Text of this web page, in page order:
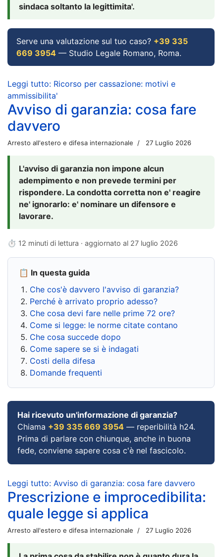
sindaca soltanto la legittimita'.
Serve una valutazione sul tuo caso? +39 335
669 3954 — Studio Legale Romano, Roma.
Leggi tutto: Ricorso per cassazione: motivi e
ammissibilita'
Avviso di garanzia: cosa fare
davvero
Arresto all'estero e difesa internazionale 27 Luglio 2026
L'avviso di garanzia non impone alcun
adempimento e non prevede termini per
rispondere. La condotta corretta non e' reagire
ne' ignorarlo: e' nominare un difensore e
lavorare.
⏱ 12 minuti di lettura · aggiornato al 27 luglio 2026
📋 In questa guida
Che cos'è davvero l'avviso di garanzia?
Perché è arrivato proprio adesso?
Che cosa devi fare nelle prime 72 ore?
Come si legge: le norme citate contano
Che cosa succede dopo
Come sapere se si è indagati
Costi della difesa
Domande frequenti
Hai ricevuto un'informazione di garanzia?
Chiama +39 335 669 3954 — reperibilità h24.
Prima di parlare con chiunque, anche in buona
fede, conviene sapere cosa c'è nel fascicolo.
Leggi tutto: Avviso di garanzia: cosa fare davvero
Prescrizione e improcedibilita:
quale legge si applica
Arresto all'estero e difesa internazionale 27 Luglio 2026